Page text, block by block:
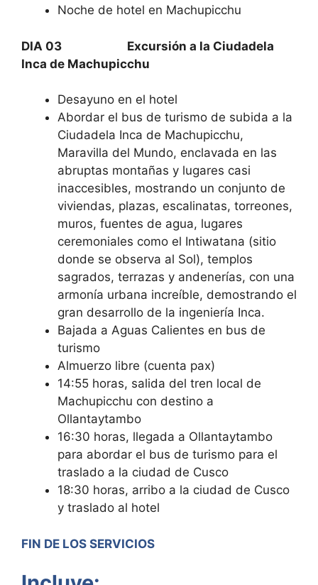
Noche de hotel en Machupicchu
DIA 03 Excursión a la Ciudadela
Inca de Machupicchu
Desayuno en el hotel
Abordar el bus de turismo de subida a la
Ciudadela Inca de Machupicchu,
Maravilla del Mundo, enclavada en las
abruptas montañas y lugares casi
inaccesibles, mostrando un conjunto de
viviendas, plazas, escalinatas, torreones,
muros, fuentes de agua, lugares
ceremoniales como el Intiwatana (sitio
donde se observa al Sol), templos
sagrados, terrazas y andenerías, con una
armonía urbana increíble, demostrando el
gran desarrollo de la ingeniería Inca.
Bajada a Aguas Calientes en bus de
turismo
Almuerzo libre (cuenta pax)
14:55 horas, salida del tren local de
Machupicchu con destino a
Ollantaytambo
16:30 horas, llegada a Ollantaytambo
para abordar el bus de turismo para el
traslado a la ciudad de Cusco
18:30 horas, arribo a la ciudad de Cusco
y traslado al hotel
FIN DE LOS SERVICIOS